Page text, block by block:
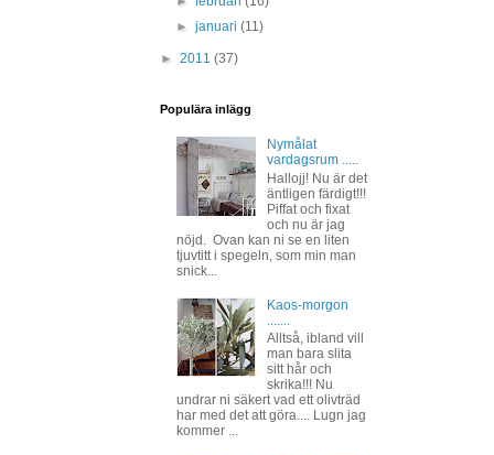
►januari(11)
► 2011 (37)
Populära inlägg
Nymålat
vardagsrum .....
Hallojj! Nu är det
äntligen färdigt!!!
Piffat och fixat
och nu är jag
nöjd. Ovan kan ni se en liten
tjuvtitt i spegeln, som min man
snick...
Kaos-morgon
Alltså, ibland vill
man bara slita
sitt hår och
skrika!!! Nu
undrar ni säkert vad ett olivträd
har med det att göra.... Lugn jag
kommer ...